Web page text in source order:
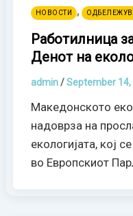
НОВОСТИ ,
Работилница
Денот на
admin/September 14,
Македонското
надоврза на
екологијата, кој
во Европскиот